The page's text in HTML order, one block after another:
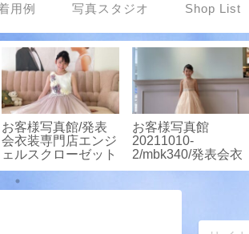
用例 写真スタジオ Shop List
お客様写真館/発表
会衣装専門店エンジ
ェルスクローゼット
お客様写真館
20211010-
2/mbk340/発表会衣
装専門店エンジェル